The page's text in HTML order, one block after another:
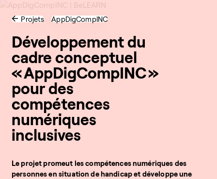
Projets AppDigCompINC
Développement du
cadre conceptuel
« AppDigCompINC »
pour des
compétences
numériques
inclusives
Le projet promeut les compétences numériques des
personnes en situation de handicap et développe une